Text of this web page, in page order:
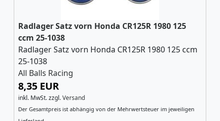
Radlager Satz vorn Honda CR125R 1980 125
ccm 25-1038
Radlager Satz vorn Honda CR125R 1980 125 ccm
25-1038
All Balls Racing
8,35 EUR
inkl. MwSt.zzgl.Versand
Der Gesamtpreis ist abhängig von der Mehrwertsteuer im jeweiligen